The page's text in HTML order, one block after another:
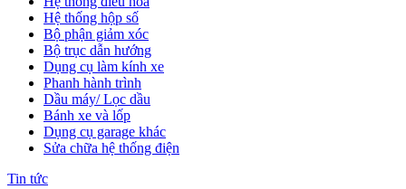
Hệ thống hộp số
Bộ phận giảm xóc
Bộ trục dẫn hướng
Dụng cụ làm kính xe
Phanh hành trình
Dầu máy/ Lọc dầu
Bánh xe và lốp
Dụng cụ garage khác
Sửa chữa hệ thống điện
Tin tức